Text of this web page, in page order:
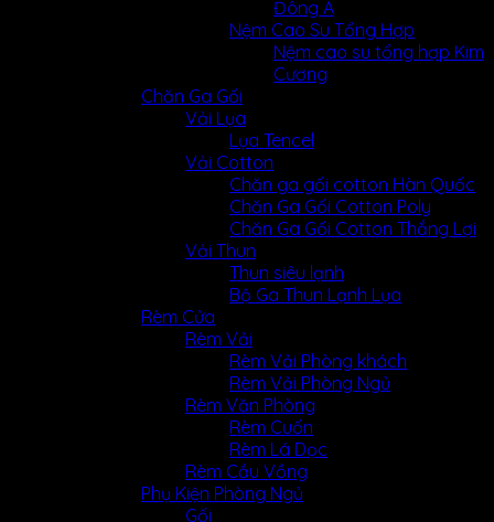
Đông Á
Nệm Cao Su Tổng Hợp
Nệm cao su tổng hợp Kim
Cương
Chăn Ga Gối
Vải Lụa
Lụa Tencel
Vải Cotton
Chăn ga gối cotton Hàn Quốc
Chăn Ga Gối Cotton Poly
Chăn Ga Gối Cotton Thắng Lợi
Vải Thun
Thun siêu lạnh
Bộ Ga Thun Lạnh Lụa
Rèm Cửa
Rèm Vải
Rèm Vải Phòng khách
Rèm Vải Phòng Ngủ
Rèm Văn Phòng
Rèm Cuốn
Rèm Lá Dọc
Rèm Cầu Vồng
Phụ Kiện Phòng Ngủ
Gối